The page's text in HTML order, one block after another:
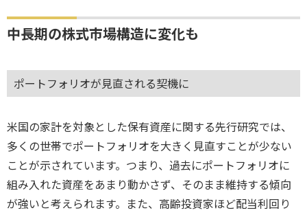
中長期の株式市場構造に変化も
ポートフォリオが見直される契機に
米国の家計を対象とした保有資産に関する先行研究では、
多くの世帯でポートフォリオを大きく見直すことが少ない
ことが示されています。つまり、過去にポートフォリオに
組み入れた資産をあまり動かさず、そのまま維持する傾向
が強いと考えられます。また、高齢投資家ほど配当利回り